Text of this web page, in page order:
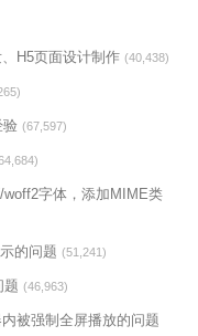
H5页面设计制作 (40,438)
验 (67,597)
字体，添加MIME类
的问题 (51,241)
题 (46,963)
被强制全屏播放的问题